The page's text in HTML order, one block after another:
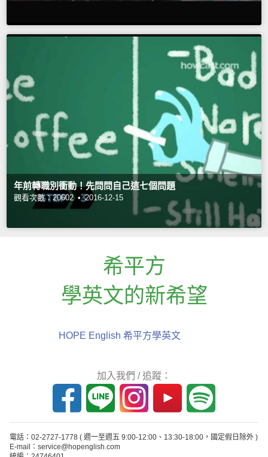
年前轉職別衝動！先問問自己這七個問題
觀看次數：20602 • 2016-12-15
希平方
學英文的新希望
HOPE English 希平方學英文
加入我們 / 追蹤：
電話：02-2727-1778 ( 週一至週五 9:00-12:00、13:30-18:00，國定假日除外 )
E-mail：service@hopenglish.com